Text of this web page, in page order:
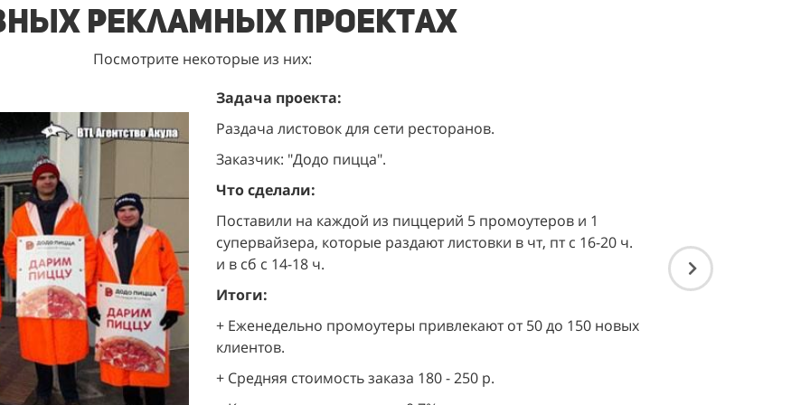
рекламных проектах
Посмотрите некоторые из них:
Задача проекта:
Раздача листовок для сети ресторанов.
Заказчик: "Додо пицца".
Что сделали:
Поставили на каждой из пиццерий 5 промоутеров и 1
супервайзера, которые раздают листовки в чт, пт с 16-20 ч.
и в сб с 14-18 ч.
Итоги:
+ Еженедельно промоутеры привлекают от 50 до 150 новых
клиентов.
+ Средняя стоимость заказа 180 - 250 р.